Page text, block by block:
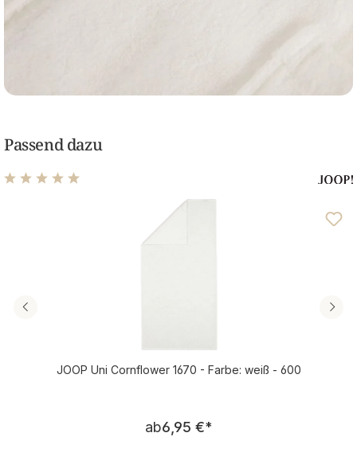
Passend dazu
Durchschnittliche Bewertung von 4.9 von 5 Sternen
JOOP Uni Cornflower 1670 - Farbe: weiß - 600
Regulärer Preis:
ab6,95 €*